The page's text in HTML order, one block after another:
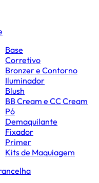
Base
Corretivo
Bronzer e Contorno
Iluminador
Blush
BB Cream e CC Cream
Pó
Demaquilante
Fixador
Primer
Kits de Maquiagem